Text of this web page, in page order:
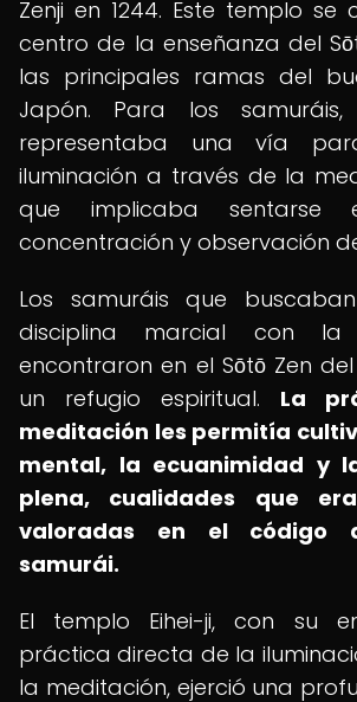
Zenji en 1244. Este templo se
centro de la enseñanza del
las principales ramas del
Japón. Para los
representaba una vía
iluminación a través de la
que implicaba sentarse
concentración y observación
Los samuráis que
disciplina marcial con la
encontraron en el Sōtō Zen
un refugio espiritual. La
meditación les permitía
mental, la ecuanimidad y
plena, cualidades que
valoradas en el código
samurái.
El templo Eihei-ji, con su
práctica directa de la
la meditación, ejerció una